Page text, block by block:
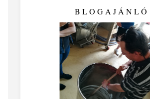
BLOGAJÁNLÓ